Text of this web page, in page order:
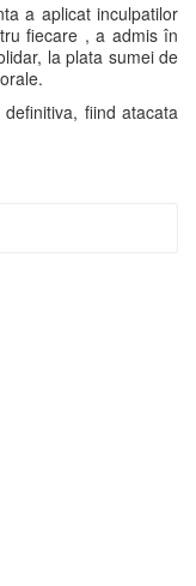
a aplicat inculpatilor
fiecare , a admis în
la plata sumei de
fiind atacata